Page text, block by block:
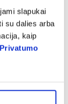
slapukai
su dalies arba
kaip
Privatumo